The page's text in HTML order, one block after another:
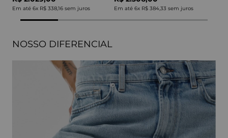
Em até 6x R$ 338,16 sem juros Em até 6x R$ 384,33 sem juros
NOSSO DIFERENCIAL